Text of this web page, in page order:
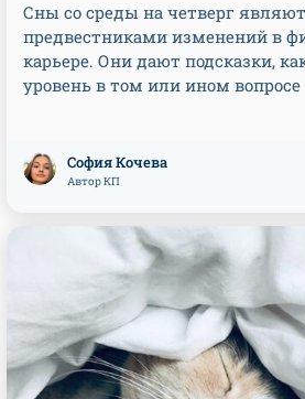
Сны со среды на четверг
предвестниками изменений в
карьере. Они дают подсказки,
уровень в том или ином вопросе
София Кочева
Автор КП